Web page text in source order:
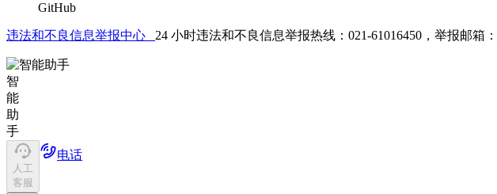
GitHub
违法和不良信息举报中心 24 小时违法和不良信息举报热线：021-61016450，举报邮箱
智
能
助
手
人工
客服
电话